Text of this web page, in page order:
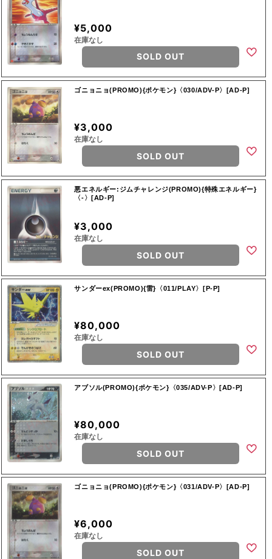
¥5,000
在庫なし
SOLD OUT
ゴニョニョ(PROMO){ポケモン}〈030/ADV-P〉[AD-P]
¥3,000
在庫なし
SOLD OUT
悪エネルギー:ジムチャレンジ(PROMO){特殊エネルギー}
〈-〉[AD-P]
¥3,000
在庫なし
SOLD OUT
サンダーex(PROMO){雷}〈011/PLAY〉[P-P]
¥80,000
在庫なし
SOLD OUT
アブソル(PROMO){ポケモン}〈035/ADV-P〉[AD-P]
¥80,000
在庫なし
SOLD OUT
ゴニョニョ(PROMO){ポケモン}〈031/ADV-P〉[AD-P]
¥6,000
在庫なし
SOLD OUT